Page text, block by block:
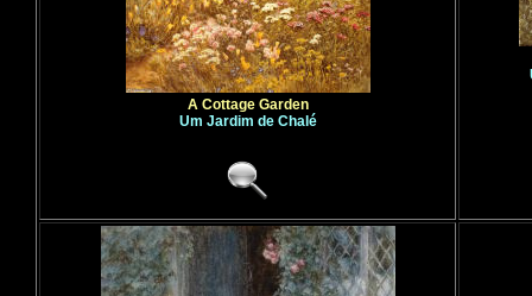
A Cottage Garden
Um Jardim de Chalé